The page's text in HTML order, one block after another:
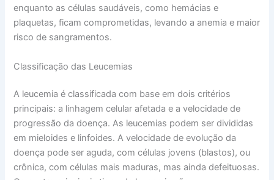
enquanto as células saudáveis, como hemácias e
plaquetas, ficam comprometidas, levando a anemia e maior
risco de sangramentos.
Classificação das Leucemias
A leucemia é classificada com base em dois critérios
principais: a linhagem celular afetada e a velocidade de
progressão da doença. As leucemias podem ser divididas
em mieloides e linfoides. A velocidade de evolução da
doença pode ser aguda, com células jovens (blastos), ou
crônica, com células mais maduras, mas ainda defeituosas.